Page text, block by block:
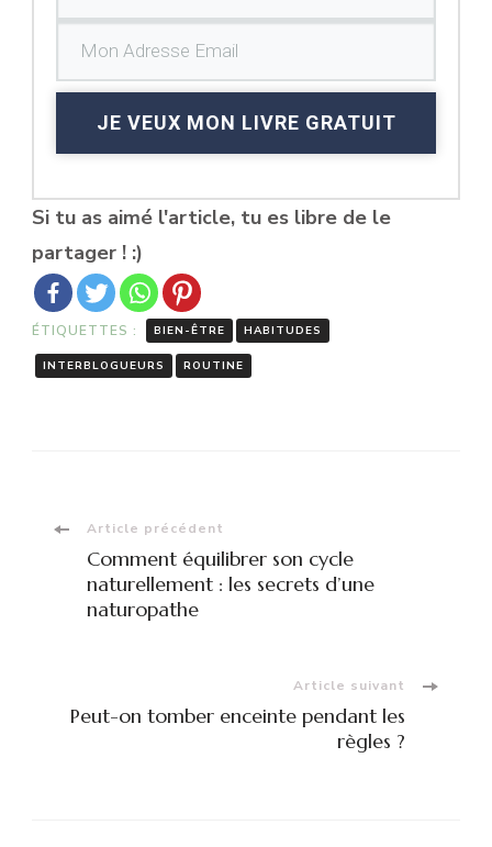
JE VEUX MON LIVRE GRATUIT
Si tu as aimé l'article, tu es libre de le
partager ! :)
ÉTIQUETTES : BIEN-ÊTRE HABITUDES
INTERBLOGUEURS ROUTINE
Navigation
d'article
Article précédent
Comment équilibrer son cycle
naturellement : les secrets d’une
naturopathe
Article suivant
Peut-on tomber enceinte pendant les
règles ?